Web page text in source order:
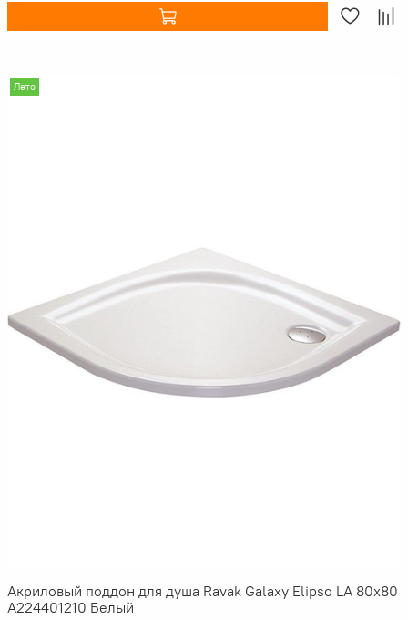
Лето
Акриловый поддон для душа Ravak Galaxy Elipso LA 80х80
A224401210 Белый